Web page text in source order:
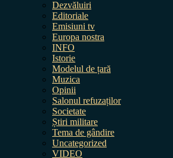
Dezvăluiri
Editoriale
Emisiuni tv
Europa nostra
INFO
Istorie
Modelul de țară
Muzica
Opinii
Salonul refuzaților
Societate
Știri militare
Tema de gândire
Uncategorized
VIDEO